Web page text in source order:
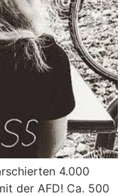
4.000
der AFD! Ca. 500